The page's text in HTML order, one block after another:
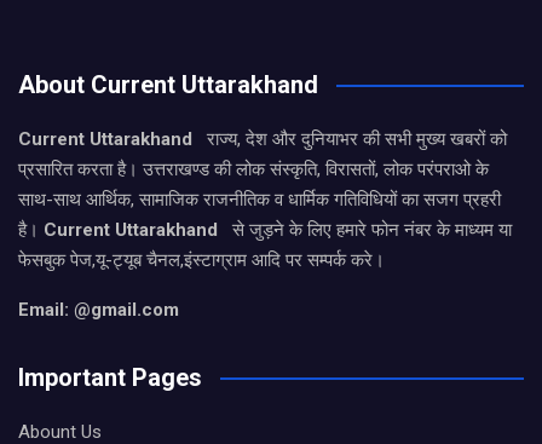
About Current Uttarakhand
Current Uttarakhand
राज्य, देश और दुनियाभर की सभी मुख्य खबरों को
प्रसारित करता है। उत्तराखण्ड की लोक संस्कृति, विरासतों, लोक परंपराओ के
साथ-साथ आर्थिक, सामाजिक राजनीतिक व धार्मिक गतिविधियों का सजग प्रहरी
है। Current Uttarakhand
से जुड़ने के लिए हमारे फोन नंबर के माध्यम या
फेसबुक पेज,यू-ट्यूब चैनल,इंस्टाग्राम आदि पर सम्पर्क करे।
Email: @gmail.com
Important Pages
Abount Us